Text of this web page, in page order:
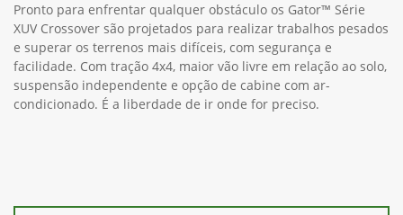
Pronto para enfrentar qualquer obstáculo os Gator™ Série
XUV Crossover são projetados para realizar trabalhos pesados
e superar os terrenos mais difíceis, com segurança e
facilidade. Com tração 4x4, maior vão livre em relação ao solo,
suspensão independente e opção de cabine com ar-
condicionado. É a liberdade de ir onde for preciso.